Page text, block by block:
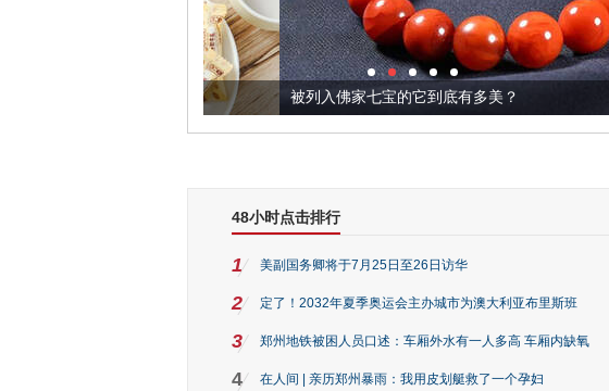
被列入佛家七宝的它到底有多美？
48小时点击排行
1 美副国务卿将于7月25日至26日访华
2 定了！2032年夏季奥运会主办城市为澳大利亚布里斯班
3 郑州地铁被困人员口述：车厢外水有一人多高 车厢内缺氧
4 在人间 | 亲历郑州暴雨：我用皮划艇救了一个孕妇